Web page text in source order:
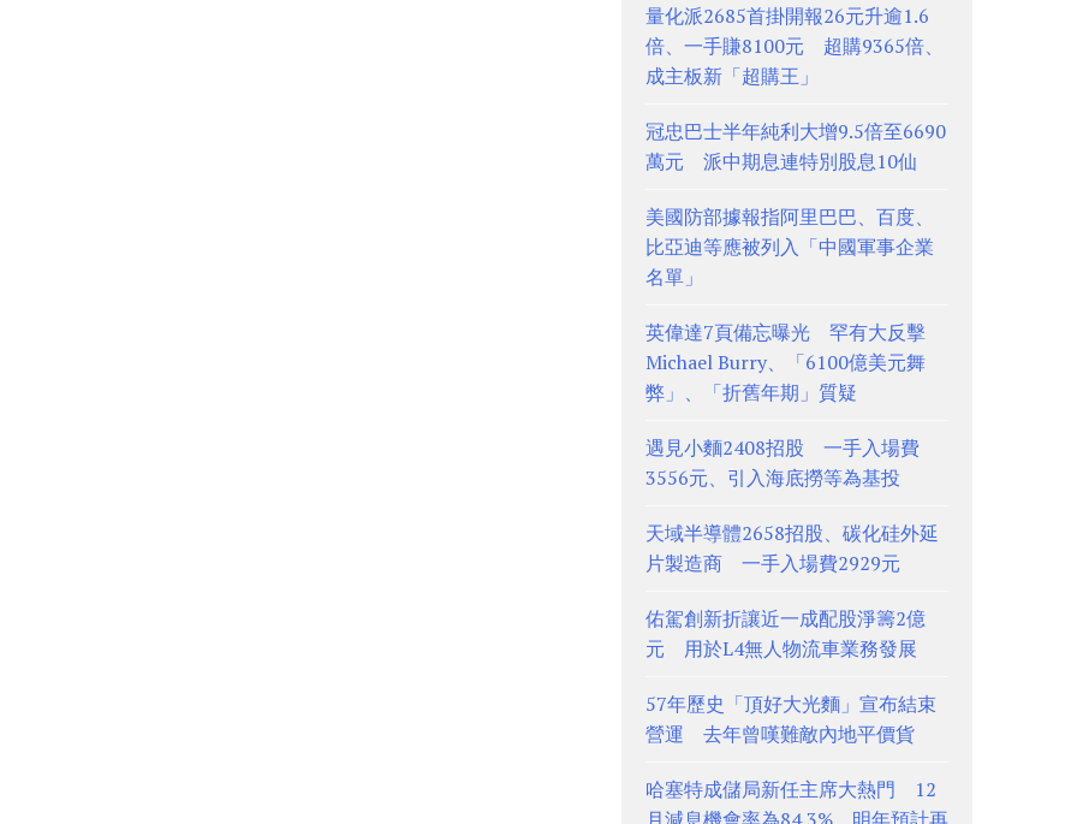
量化派2685首掛開報26元升逾1.6
倍、一手賺8100元 超購9365倍、
成主板新「超購王」
冠忠巴士半年純利大增9.5倍至6690
萬元 派中期息連特別股息10仙
美國防部據報指阿里巴巴、百度、
比亞迪等應被列入「中國軍事企業
名單」
英偉達7頁備忘曝光 罕有大反擊
Michael Burry、「6100億美元舞
弊」、「折舊年期」質疑
遇見小麵2408招股 一手入場費
3556元、引入海底撈等為基投
天域半導體2658招股、碳化硅外延
片製造商 一手入場費2929元
佑駕創新折讓近一成配股淨籌2億
元 用於L4無人物流車業務發展
57年歷史「頂好大光麵」宣布結束
營運 去年曾嘆難敵內地平價貨
哈塞特成儲局新任主席大熱門 12